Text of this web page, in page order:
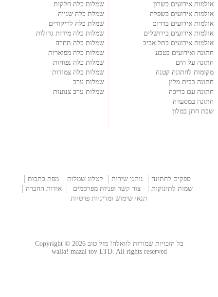
אולמות אירועים בשרון
אולמות אירועים בשפלה
אולמות אירועים בדרום
אולמות אירועים בירושלים
אולמות אירועים בתל אביב
חתונה ואירועים בטבע
חתונה על הים
מקומות לחתונה קטנה
חתונה בבית מלון
חתונה עם בריכה
חתונה במסעדה
שבת חתן במלון
שמלות כלה חלקות
שמלת כלה שנייה
שמלת כלה לריקודים
שמלות כלה מידות גדולות
שמלות כלה תחרה
שמלות כלה מפוארות
שמלות כלה נפוחות
שמלות כלה צמודות
שמלות ערב
שמלות ערב צנועות
ספקים לחתונה נותני שירות קטלוג שמלות
מפת כתבות
שמות לתינוקות
צור קשר ופניות מפרסמים
אודות החברה
תנאי שימוש ומדיניות פרטיות
כל הזכויות שמורות לוואלה! מזל טוב Copyright © 2026
walla! mazal tov LTD. All rights reserved